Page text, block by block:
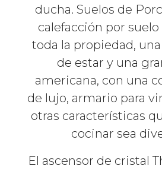
ducha. Suelos de
calefacción por
toda la propiedad,
de estar y una
americana, con una
de lujo, armario para
otras características
cocinar sea
El ascensor de cristal